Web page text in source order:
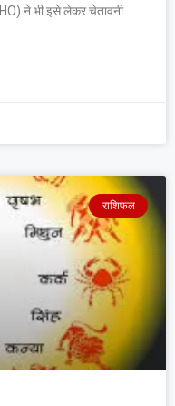
ने भी इसे लेकर चेतावनी
राशिफल